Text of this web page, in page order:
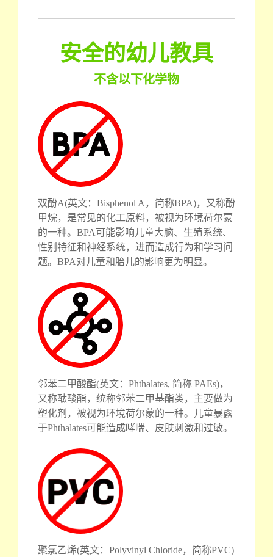
安全的幼儿教具
不含以下化学物
双酚A(英文：Bisphenol A，简称BPA)，又称酚
甲烷，是常见的化工原料，被视为环境荷尔蒙
的一种。BPA可能影响儿童大脑、生殖系统、
性别特征和神经系统，进而造成行为和学习问
题。BPA对儿童和胎儿的影响更为明显。
邻苯二甲酸酯(英文：Phthalates, 简称 PAEs)，
又称酞酸酯，统称邻苯二甲基酯类，主要做为
塑化剂，被视为环境荷尔蒙的一种。儿童暴露
于Phthalates可能造成哮喘、皮肤刺激和过敏。
聚氯乙烯(英文：Polyvinyl Chloride，简称PVC)